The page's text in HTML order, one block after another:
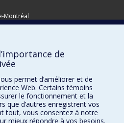
Montréal
de
permet d’améliorer et de
Web. Certains témoins
le fonctionnement et la
que d’autres enregistrent vos
tout, vous consentez à notre
mieux répondre à vos besoins.